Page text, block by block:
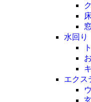
水回り
エクス